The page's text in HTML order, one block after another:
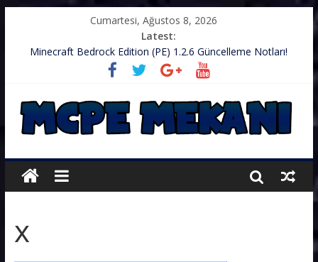
Cumartesi, Ağustos 8, 2026
Latest:
Minecraft Bedrock Edition (PE) 1.2.6 Güncelleme Notları!
.zip’li Doku Paketini Minecraft’ıma Nasıl Koyarım?
TurkishCraft Faction Sunucusu – v1.2.10
Minecraft (PE) PUBG Server IP – Harika Bir Server
Minecraft: PE 1.2.9 – Güncelleme Notları
x